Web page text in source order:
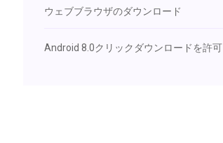
ウェブブラウザのダウンロード
Android 8.0クリックダウンロードを許可